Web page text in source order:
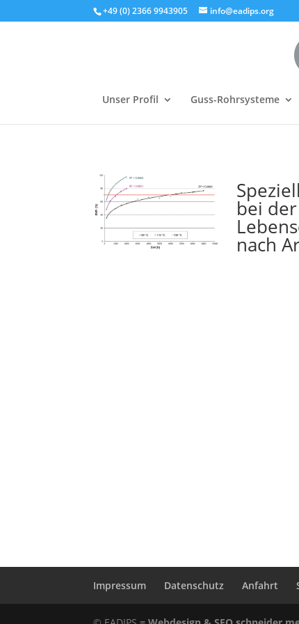
+49 (0) 2366 9943905 info@eadips.org
Unser Profil Guss-Rohrsysteme
bei der
nach
Impressum Datenschutz Anfahrt